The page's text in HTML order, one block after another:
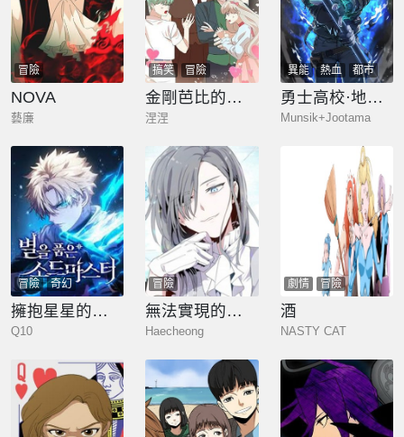
冒險
NOVA
藝廉
搞笑 冒險
金剛芭比的異次元之旅
涅涅
異能 熱血
都市
冒險
奇幻
勇士高校·地下城攻掠專業
Munsik+Jootama
冒險 奇幻
擁抱星星的劍士
Q10
冒險
無法實現的魔女之願
Haecheong
劇情 冒險
酒
NASTY CAT